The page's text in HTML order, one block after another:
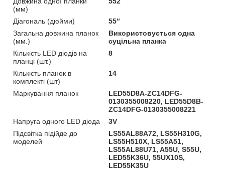
(мм)
Діагональ (дюйми)
55″
Загальна довжина планок
(мм.)
Використовується одна
суцільна планка
Кількість LED діодів на
планці (шт.)
8
Кількість планок в
комплекті (шт)
14
Маркування планок
LED55D8A-ZC14DFG-
0130355008220, LED55D8B-
ZC14DFG-0130355008221
Напруга одного LED діода
3V
Підсвітка підійде до
моделей
LS55AL88A72, LS55H310G,
LS55H510X, LS55A51,
LS55AL88U71, A55U, S55U,
LED55K36U, 55UX10S,
LED55K35U